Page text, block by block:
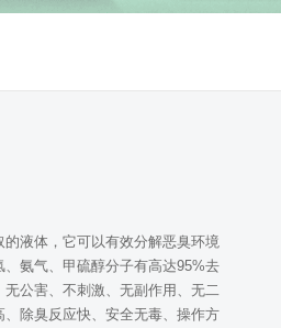
液体，它可以有效分解恶臭环境
氨气、甲硫醇分子有高达95%去
公害、不刺激、无副作用、无二
除臭反应快、安全无毒、操作方